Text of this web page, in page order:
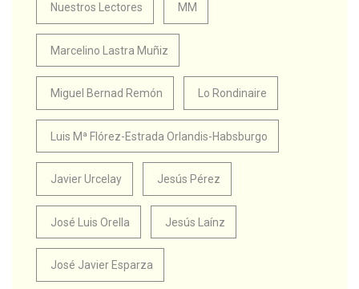
Nuestros Lectores MM
Marcelino Lastra Muñiz
Miguel Bernad Remón Lo Rondinaire
Luis Mª Flórez-Estrada Orlandis-Habsburgo
Javier Urcelay Jesús Pérez
José Luis Orella Jesús Laínz
José Javier Esparza